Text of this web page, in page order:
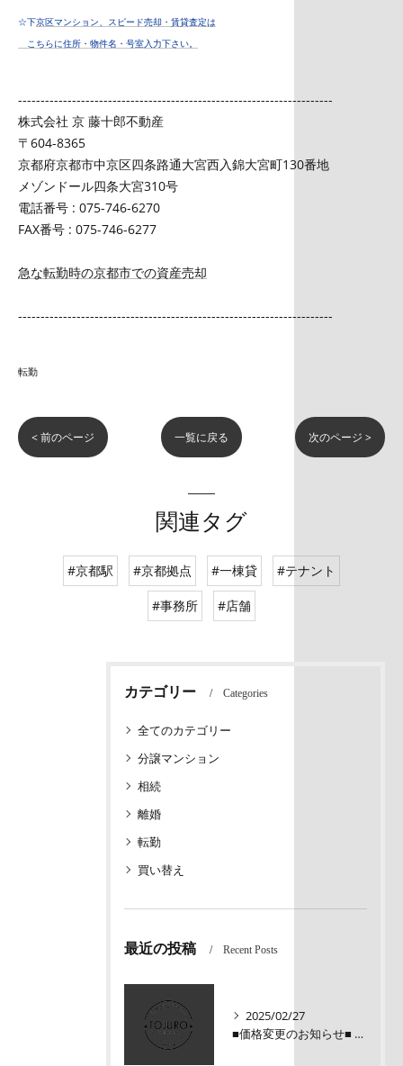
☆下京区マンション、スピード売却・賃貸査定は
こちらに住所・物件名・号室入力下さい。
----------------------------------------------------------------------
株式会社 京 藤十郎不動産
〒604-8365
京都府京都市中京区四条路通大宮西入錦大宮町130番地
メゾンドール四条大宮310号
電話番号 : 075-746-6270
FAX番号 : 075-746-6277
急な転勤時の京都市での資産売却
----------------------------------------------------------------------
転勤
< 前のページ 一覧に戻る 次のページ >
関連タグ
#京都駅 #京都拠点 #一棟貸 #テナント
#事務所 #店舗
カテゴリー Categories
全てのカテゴリー
分譲マンション
相続
離婚
転勤
買い替え
最近の投稿 Recent Posts
2025/02/27
■価格変更のお知らせ■ メロディーハイム三条堺町2階